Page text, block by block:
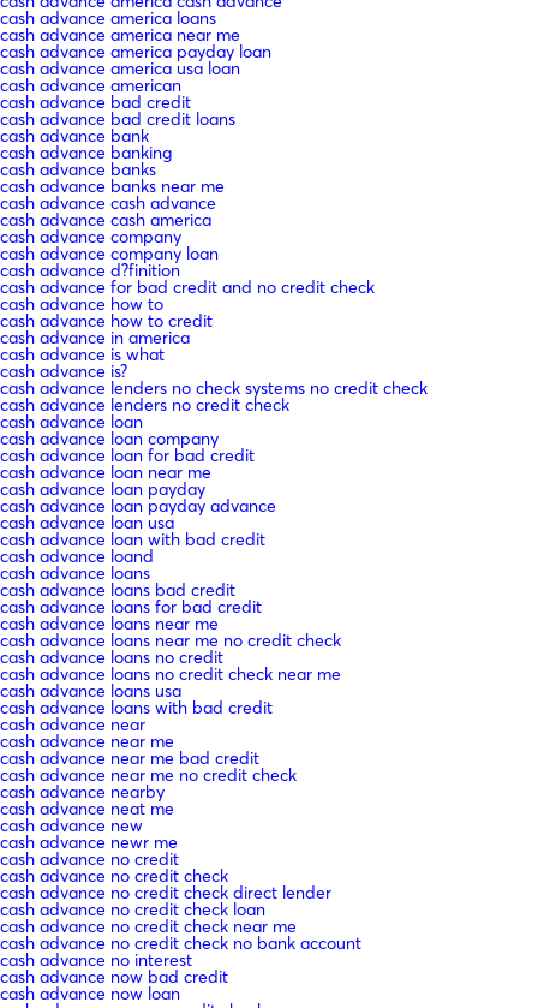
cash advance america loans
cash advance america near me
cash advance america payday loan
cash advance america usa loan
cash advance american
cash advance bad credit
cash advance bad credit loans
cash advance bank
cash advance banking
cash advance banks
cash advance banks near me
cash advance cash advance
cash advance cash america
cash advance company
cash advance company loan
cash advance d?finition
cash advance for bad credit and no credit check
cash advance how to
cash advance how to credit
cash advance in america
cash advance is what
cash advance is?
cash advance lenders no check systems no credit check
cash advance lenders no credit check
cash advance loan
cash advance loan company
cash advance loan for bad credit
cash advance loan near me
cash advance loan payday
cash advance loan payday advance
cash advance loan usa
cash advance loan with bad credit
cash advance loand
cash advance loans
cash advance loans bad credit
cash advance loans for bad credit
cash advance loans near me
cash advance loans near me no credit check
cash advance loans no credit
cash advance loans no credit check near me
cash advance loans usa
cash advance loans with bad credit
cash advance near
cash advance near me
cash advance near me bad credit
cash advance near me no credit check
cash advance nearby
cash advance neat me
cash advance new
cash advance newr me
cash advance no credit
cash advance no credit check
cash advance no credit check direct lender
cash advance no credit check loan
cash advance no credit check near me
cash advance no credit check no bank account
cash advance no interest
cash advance now bad credit
cash advance now loan